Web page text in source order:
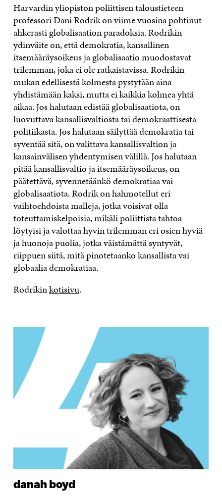
Harvardin yliopiston poliittisen taloustieteen
professori Dani Rodrik on viime vuosina pohtinut
ahkerasti globalisaation paradoksia. Rodrikin
ydinväite on, että demokratia, kansallinen
itsemääräysoikeus ja globalisaatio muodostavat
trilemman, joka ei ole ratkaistavissa. Rodrikin
mukan edellisestä kolmesta pystytään aina
yhdistämään kaksi, mutta ei kaikkia kolmea yhtä
aikaa. Jos halutaan edistää globalisaatiota, on
luovuttava kansallisvaltiosta tai demokraattisesta
politiikasta. Jos halutaan säilyttää demokratia tai
syventää sitä, on valittava kansallisvaltion ja
kansainvälisen yhdentymisen välillä. Jos halutaan
pitää kansallisvaltio ja itsemääräysoikeus, on
päätettävä, syvennetäänkö demokratiaa vai
globalisaatiota. Rodrik on hahmotellut eri
vaihtoehdoista malleja, jotka voisivat olla
toteuttamiskelpoisia, mikäli poliittista tahtoa
löytyisi ja valottaa hyvin trilemman eri osien hyviä
ja huonoja puolia, jotka väistämättä syntyvät,
riippuen siitä, mitä pinotetaanko kansallista vai
globaalia demokratiaa.
Rodrikinkotisivu.
danah boyd